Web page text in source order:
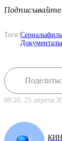
Теги:Сериалы
09:20, 25 апреля